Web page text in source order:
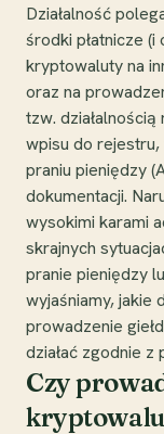
Działalność
środki płatnicze
kryptowaluty na
oraz na
tzw.
wpisu do rejestru,
praniu pieniędzy
dokumentacji.
wysokimi karami
skrajnych
pranie pieniędzy
wyjaśniamy, jakie
prowadzenie
działać zgodnie z
Czy